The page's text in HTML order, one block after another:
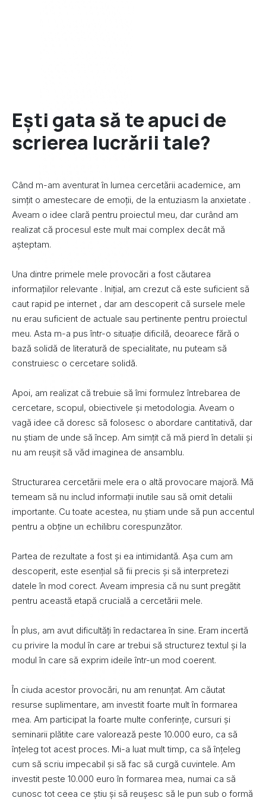
Ești gata să te apuci de
scrierea lucrării tale?
Când m-am aventurat în lumea cercetării academice, am
simțit o amestecare de emoții, de la entuziasm la anxietate .
Aveam o idee clară pentru proiectul meu, dar curând am
realizat că procesul este mult mai complex decât mă
așteptam.
Una dintre primele mele provocări a fost căutarea
informațiilor relevante . Inițial, am crezut că este suficient să
caut rapid pe internet , dar am descoperit că sursele mele
nu erau suficient de actuale sau pertinente pentru proiectul
meu. Asta m-a pus într-o situație dificilă, deoarece fără o
bază solidă de literatură de specialitate, nu puteam să
construiesc o cercetare solidă.
Apoi, am realizat că trebuie să îmi formulez întrebarea de
cercetare, scopul, obiectivele și metodologia. Aveam o
vagă idee că doresc să folosesc o abordare cantitativă, dar
nu știam de unde să încep. Am simțit că mă pierd în detalii și
nu am reușit să văd imaginea de ansamblu.
Structurarea cercetării mele era o altă provocare majoră. Mă
temeam să nu includ informații inutile sau să omit detalii
importante. Cu toate acestea, nu știam unde să pun accentul
pentru a obține un echilibru corespunzător.
Partea de rezultate a fost și ea intimidantă. Așa cum am
descoperit, este esențial să fii precis și să interpretezi
datele în mod corect. Aveam impresia că nu sunt pregătit
pentru această etapă crucială a cercetării mele.
În plus, am avut dificultăți în redactarea în sine. Eram incertă
cu privire la modul în care ar trebui să structurez textul și la
modul în care să exprim ideile într-un mod coerent.
În ciuda acestor provocări, nu am renunțat. Am căutat
resurse suplimentare, am investit foarte mult în formarea
mea. Am participat la foarte multe conferințe, cursuri și
seminarii plătite care valorează peste 10.000 euro, ca să
înțeleg tot acest proces. Mi-a luat mult timp, ca să înțeleg
cum să scriu impecabil și să fac să curgă cuvintele. Am
investit peste 10.000 euro în formarea mea, numai ca să
cunosc tot ceea ce știu și să reușesc să le pun sub o formă